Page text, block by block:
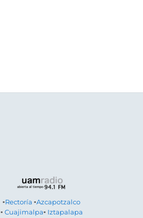
▪Rectoría ▪Azcapotzalco
▪ Cuajimalpa▪ Iztapalapa